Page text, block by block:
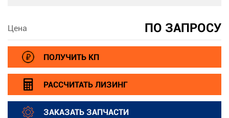
Цена ПО ЗАПРОСУ
ПОЛУЧИТЬ КП
РАССЧИТАТЬ ЛИЗИНГ
ЗАКАЗАТЬ ЗАПЧАСТИ